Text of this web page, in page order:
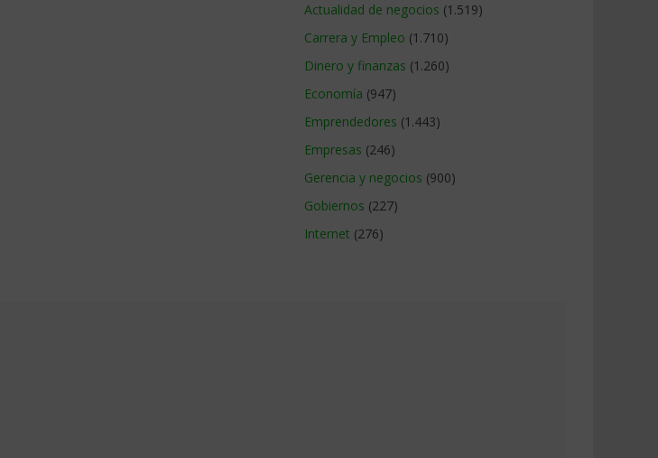
Actualidad de negocios (1.519)
Carrera y Empleo (1.710)
Dinero y finanzas (1.260)
Economía (947)
Emprendedores (1.443)
Empresas (246)
Gerencia y negocios (900)
Gobiernos (227)
Internet (276)